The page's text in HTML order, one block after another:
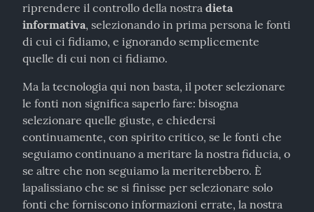
riprendere il controllo della nostra dieta
informativa, selezionando in prima persona le fonti
di cui ci fidiamo, e ignorando semplicemente
quelle di cui non ci fidiamo.
Ma la tecnologia qui non basta, il poter selezionare
le fonti non significa saperlo fare: bisogna
selezionare quelle giuste, e chiedersi
continuamente, con spirito critico, se le fonti che
seguiamo continuano a meritare la nostra fiducia, o
se altre che non seguiamo la meriterebbero. È
lapalissiano che se si finisse per selezionare solo
fonti che forniscono informazioni errate, la nostra